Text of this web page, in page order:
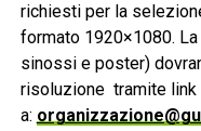
richiesti per la
formato 1920×1080.
sinossi e poster)
risoluzione tramite
a: